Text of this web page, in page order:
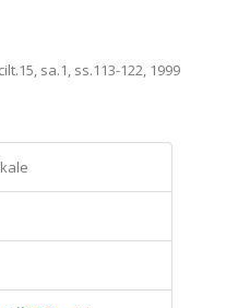
sa.1, ss.113-122, 1999